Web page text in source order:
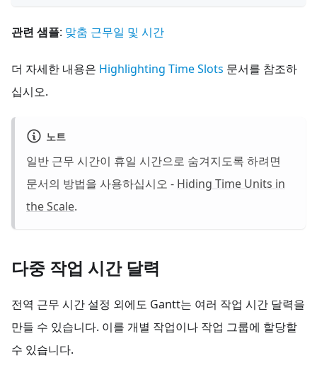
관련 샘플: 맞춤 근무일 및 시간
더 자세한 내용은 Highlighting Time Slots 문서를 참조하
십시오.
노트
일반 근무 시간이 휴일 시간으로 숨겨지도록 하려면
문서의 방법을 사용하십시오 - Hiding Time Units in
the Scale.
다중 작업 시간 달력
전역 근무 시간 설정 외에도 Gantt는 여러 작업 시간 달력을
만들 수 있습니다. 이를 개별 작업이나 작업 그룹에 할당할
수 있습니다.